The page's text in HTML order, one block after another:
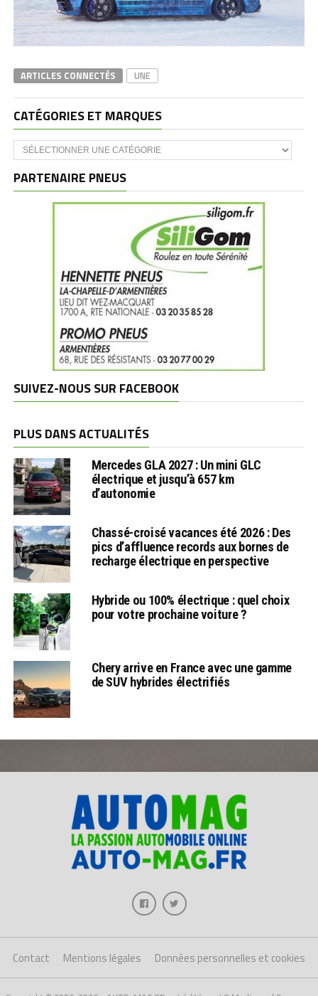
ARTICLES CONNECTÉS UNE
CATÉGORIES ET MARQUES
Catégories
et
PARTENAIRE PNEUS
SUIVEZ-NOUS SUR FACEBOOK
PLUS DANS ACTUALITÉS
Mercedes GLA 2027 : Un mini GLC
électrique et jusqu’à 657 km
d’autonomie
Chassé-croisé vacances été 2026 : Des
pics d’affluence records aux bornes de
recharge électrique en perspective
Hybride ou 100% électrique : quel choix
pour votre prochaine voiture ?
Chery arrive en France avec une gamme
de SUV hybrides électrifiés
Contact Mentions légales Données personnelles et cookies